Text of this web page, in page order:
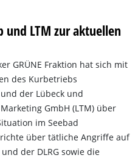
LTM zur aktuellen
GRÜNE Fraktion hat sich mit
des Kurbetriebs
der Lübeck und
GmbH (LTM) über
im Seebad
über tätliche Angriffe auf
der DLRG sowie die